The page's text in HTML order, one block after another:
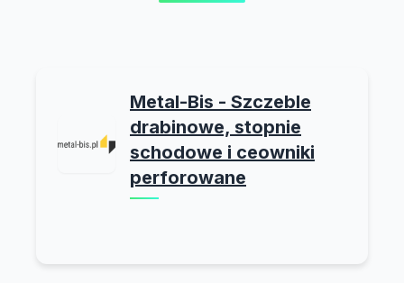
Metal-Bis - Szczeble
drabinowe, stopnie
schodowe i ceowniki
perforowane